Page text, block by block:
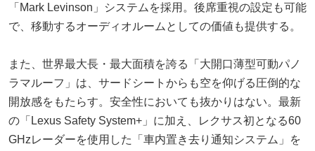
「Mark Levinson」システムを採用。後席重視の設定も可能
で、移動するオーディオルームとしての価値も提供する。
また、世界最大長・最大面積を誇る「大開口薄型可動パノ
ラマルーフ」は、サードシートからも空を仰げる圧倒的な
開放感をもたらす。安全性においても抜かりはない。最新
の「Lexus Safety System+」に加え、レクサス初となる60
GHzレーダーを使用した「車内置き去り通知システム」を